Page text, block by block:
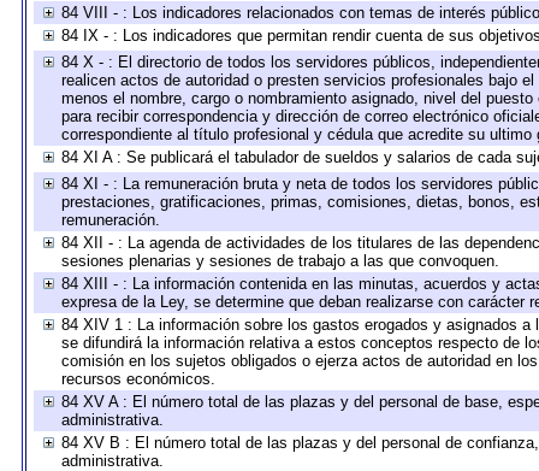
84 VIII - : Los indicadores relacionados con temas de interés
84 IX - : Los indicadores que permitan rendir cuenta de sus
84 X - : El directorio de todos los servidores públicos,
realicen actos de autoridad o presten servicios profesionales bajo
menos el nombre, cargo o nombramiento asignado, nivel del
para recibir correspondencia y dirección de correo electrónico
correspondiente al título profesional y cédula que acredite su ultimo
84 XI A : Se publicará el tabulador de sueldos y salarios de cada
84 XI - : La remuneración bruta y neta de todos los servidores
prestaciones, gratificaciones, primas, comisiones, dietas, bonos,
remuneración.
84 XII - : La agenda de actividades de los titulares de las
sesiones plenarias y sesiones de trabajo a las que convoquen.
84 XIII - : La información contenida en las minutas, acuerdos y
expresa de la Ley, se determine que deban realizarse con carácter
84 XIV 1 : La información sobre los gastos erogados y asignados
se difundirá la información relativa a estos conceptos respecto de
comisión en los sujetos obligados o ejerza actos de autoridad en
recursos económicos.
84 XV A : El número total de las plazas y del personal de base,
administrativa.
84 XV B : El número total de las plazas y del personal de
administrativa.